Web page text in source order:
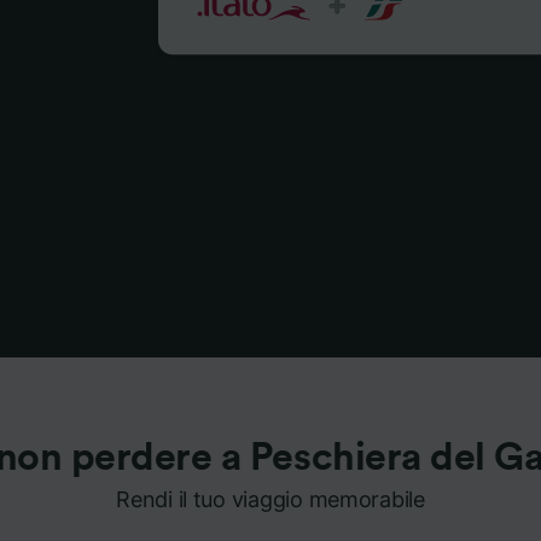
perdere a Peschiera del
Rendi il tuo viaggio memorabile